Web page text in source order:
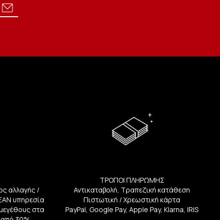
αλλαγής /
υπηρεσία
στα
ΤΡΟΠΟΙ ΠΛΗΡΩΜΗΣ
Αντικαταβολή, Τραπεζική κατάθεση
Πιστωτική / Χρεωστική κάρτα
PayPal, Google Pay, Apple Pay, Klarna, IRIS